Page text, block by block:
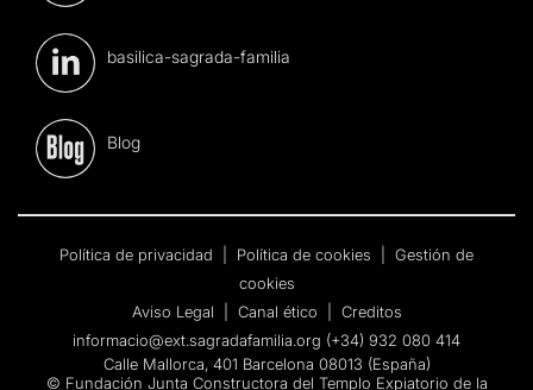
basilica-sagrada-familia
Blog
Política de privacidad Política de cookies
Gestión de
cookies
Aviso Legal
Canal ético
Creditos
informacio@ext.sagradafamilia.org (+34) 932 080 414
Calle Mallorca, 401 Barcelona 08013 (España)
© Fundación Junta Constructora del Templo Expiatorio de la